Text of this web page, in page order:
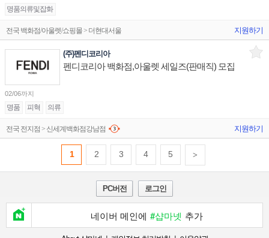
명품의류및잡화
전국 백화점/아울렛/쇼핑몰 > 더현대서울 지원하기
(주)펜디코리아
펜디코리아 백화점,아울렛 세일즈(판매직) 모집
02/06까지
명품 피혁 의류
전국 전지점 > 신세계백화점강남점 지원하기
1 2 3 4 5 >
PC버전 로그인
네이버 메인에 #샵마넷 추가